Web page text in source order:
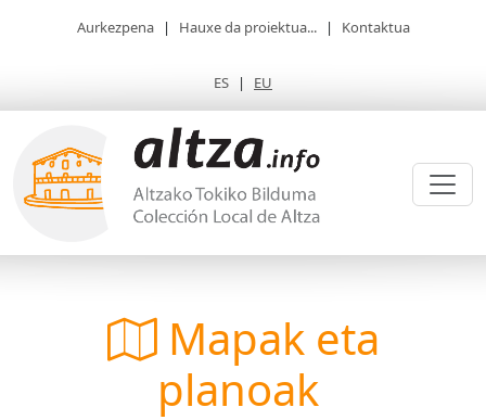
Aurkezpena | Hauxe da proiektua... | Kontaktua
ES | EU
Mapak eta
planoak